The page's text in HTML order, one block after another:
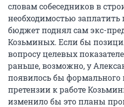
словам собеседников в
необходимостью
бюджет поднял сам экс-
Козьминых. Если бы
вопросу целевых
раньше, возможно, у
появилось бы формального
претензии к работе
изменило бы это планы